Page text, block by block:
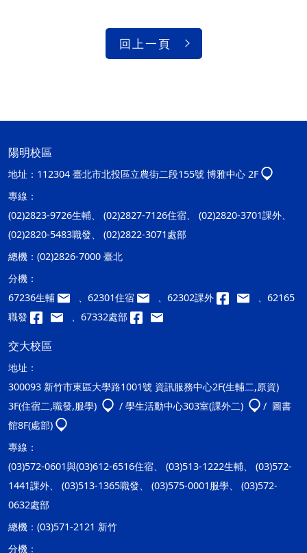
回上一頁
陽明校區
地址： 112304 臺北市北投區立農街二段155號 博雅中心 2F
專線：
(02)2823-9726生輔、 (02)2827-7126住宿、 (02)2820-3701課外、
(02)2820-5483職發、 (02)2822-3071處部
總機： (02)2826-7000 臺北
分機：
67236生輔
、62301住宿 、62302課外
、62165
職發
、67332處部
交大校區
地址：
300093 新竹市東區大學路1001號 資訊服務中心2F(生輔二,原資)
3F(住宿二,職發,服學)
/ 學生活動中心303室(課外二)
/ 圖書
館8F(處部)
專線：
(03)572-0601與(03)612-6516住宿、 (03)513-1222生輔、 (03)572-
1441課外、 (03)513-1365職發、 (03)575-0001服學、 (03)572-
0632處部
總機： (03)571-2121 新竹
分機：